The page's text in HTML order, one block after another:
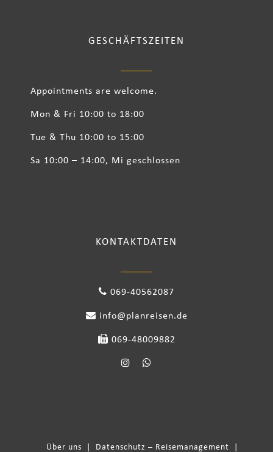
GESCHÄFTSZEITEN
Appointments are welcome.
Mon & Fri 10:00 to 18:00
Tue & Thu 10:00 to 15:00
Sa 10:00 – 14:00, Mi geschlossen
KONTAKTDATEN
069-40562087
info@planreisen.de
069-48009882
Über uns Datenschutz – Reisemanagement